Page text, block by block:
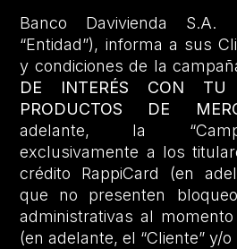
Banco Davivienda
“Entidad”), informa a sus
y condiciones de la
DE INTERÉS CON TU
PRODUCTOS DE
adelante, la
exclusivamente a los
crédito RappiCard (en
que no presenten
administrativas al
(en adelante, el “Cliente” y/